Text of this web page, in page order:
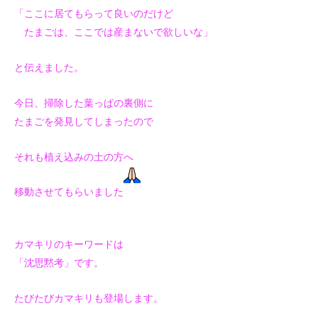
「ここに居てもらって良いのだけど
たまごは、ここでは産まないで欲しいな」
と伝えました。
今日、掃除した葉っぱの裏側に
たまごを発見してしまったので
それも植え込みの土の方へ
移動させてもらいました
カマキリのキーワードは
「沈思黙考」です。
たびたびカマキリも登場します。